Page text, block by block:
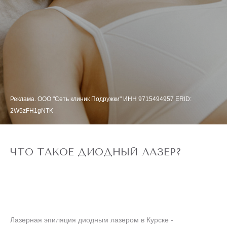
Реклама. ООО "Сеть клиник Подружки" ИНН 9715494957 ERID:
2W5zFH1gNTK
ЧТО ТАКОЕ ДИОДНЫЙ ЛАЗЕР?
Лазерная эпиляция диодным лазером в Курске -